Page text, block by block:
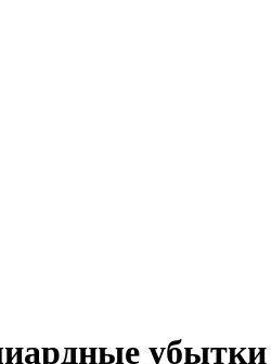
убытки